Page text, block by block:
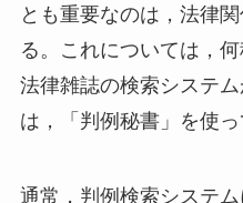
とも重要なのは，法律
る。これについては，
法律雑誌の検索システ
は，「判例秘書」を使っ
通常，判例検索システ